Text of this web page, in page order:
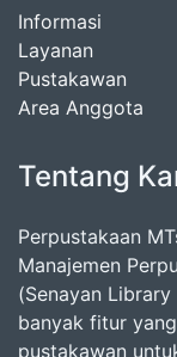
Informasi
Layanan
Pustakawan
Area Anggota
Tentang
Perpustakaan
Manajemen
(Senayan
banyak fitur
pustakawan